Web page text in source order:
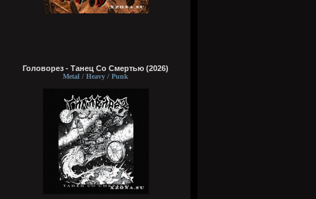
Головорез - Tанец Со Смертью (2026)
Metal / Heavy / Punk